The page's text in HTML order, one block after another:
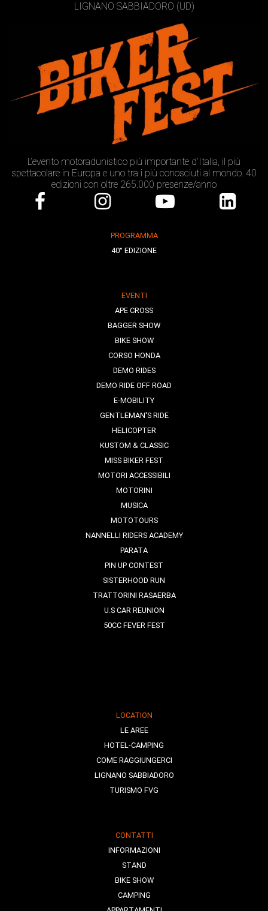
LIGNANO SABBIADORO (UD)
L’evento motoradunistico più importante d’Italia, il più
spettacolare in Europa e uno tra i più conosciuti al mondo. 40
edizioni con oltre 265.000 presenze/anno
PROGRAMMA
40° EDIZIONE
EVENTI
APE CROSS
BAGGER SHOW
BIKE SHOW
CORSO HONDA
DEMO RIDES
DEMO RIDE OFF ROAD
E-MOBILITY
GENTLEMAN'S RIDE
HELICOPTER
KUSTOM & CLASSIC
MISS BIKER FEST
MOTORI ACCESSIBILI
MOTORINI
MUSICA
MOTOTOURS
NANNELLI RIDERS ACADEMY
PARATA
PIN UP CONTEST
SISTERHOOD RUN
TRATTORINI RASAERBA
U.S CAR REUNION
50CC FEVER FEST
LOCATION
LE AREE
HOTEL-CAMPING
COME RAGGIUNGERCI
LIGNANO SABBIADORO
TURISMO FVG
CONTATTI
INFORMAZIONI
STAND
BIKE SHOW
CAMPING